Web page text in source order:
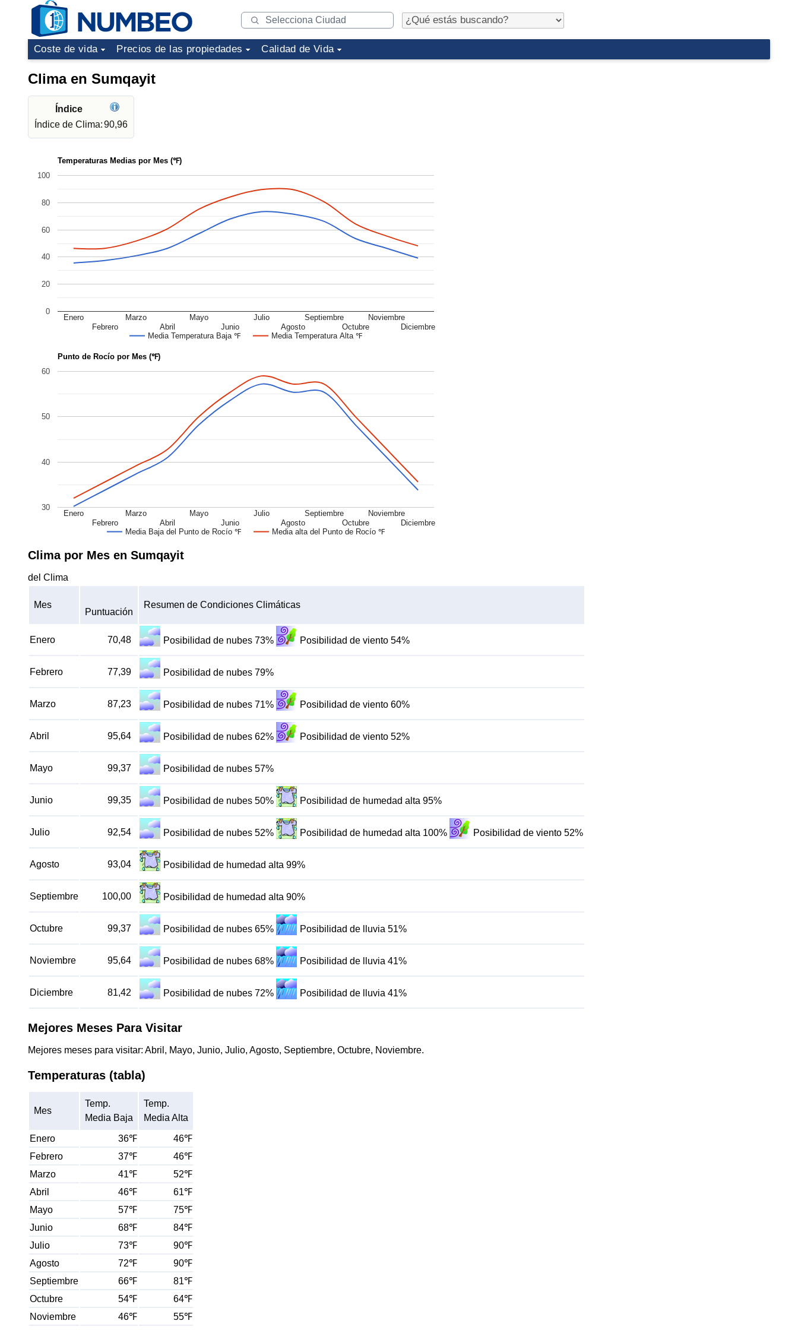
Coste de vida Precios de las propiedades Calidad de Vida
Clima en Sumqayit
Índice
Índice de Clima:90,96
Temperaturas Medias por Mes (℉)
Media Temperatura Baja ℉ Media Temperatura Alta ℉
Enero
Febrero
Marzo
Abril
Mayo
Junio
Julio
Agosto
Septiembre
Octubre
Noviembre
Diciembre
0
20
40
60
80
100
Punto de Rocío por Mes (℉)
Media Baja del Punto de Rocío ℉ Media alta del Punto de Rocío ℉
Enero
Febrero
Marzo
Abril
Mayo
Junio
Julio
Agosto
Septiembre
Octubre
Noviembre
Diciembre
30
40
50
60
Clima por Mes en Sumqayit
del Clima
Mes
Puntuación
Resumen de Condiciones Climáticas
Enero 70,48 Posibilidad de nubes 73% Posibilidad de viento 54%
Febrero 77,39 Posibilidad de nubes 79%
Marzo 87,23 Posibilidad de nubes 71% Posibilidad de viento 60%
Abril 95,64 Posibilidad de nubes 62% Posibilidad de viento 52%
Mayo 99,37 Posibilidad de nubes 57%
Junio 99,35 Posibilidad de nubes 50% Posibilidad de humedad alta 95%
Julio 92,54 Posibilidad de nubes 52% Posibilidad de humedad alta 100% Posibilidad de viento 52%
Agosto 93,04 Posibilidad de humedad alta 99%
Septiembre 100,00 Posibilidad de humedad alta 90%
Octubre 99,37 Posibilidad de nubes 65% Posibilidad de lluvia 51%
Noviembre 95,64 Posibilidad de nubes 68% Posibilidad de lluvia 41%
Diciembre 81,42 Posibilidad de nubes 72% Posibilidad de lluvia 41%
Mejores Meses Para Visitar
Mejores meses para visitar: Abril, Mayo, Junio, Julio, Agosto, Septiembre, Octubre, Noviembre.
Temperaturas (tabla)
Mes
Temp.
Media Baja
Temp.
Media Alta
Enero 36℉
46℉
Febrero
37℉
46℉
Marzo
41℉
52℉
Abril
46℉
61℉
Mayo
57℉
75℉
Junio
68℉
84℉
Julio
73℉
90℉
Agosto
72℉
90℉
Septiembre
66℉
81℉
Octubre
54℉
64℉
Noviembre
46℉
55℉